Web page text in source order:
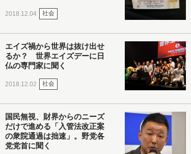
2018.12.04 社会
エイズ禍から世界は抜け出せ
るか？ 世界エイズデーに日
仏の専門家に聞く
2018.12.02 社会
国民無視、財界からのニーズ
だけで進める「入管法改正案
の衆院通過は拙速」。野党各
党党首に聞く